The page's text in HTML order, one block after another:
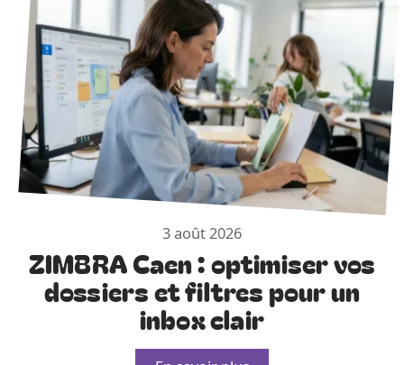
3 août 2026
ZIMBRA Caen : optimiser vos
dossiers et filtres pour un
inbox clair